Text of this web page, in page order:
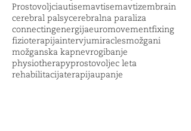
Prostovoljciautisemavtisemavtizembrain
cerebral palsycerebralna paraliza
connectingenergijaeuromovementfixing
fizioterapijaintervjumiraclesmožgani
možganska kapnevrogibanje
physiotherapyprostovoljec leta
rehabilitacijaterapijaupanje